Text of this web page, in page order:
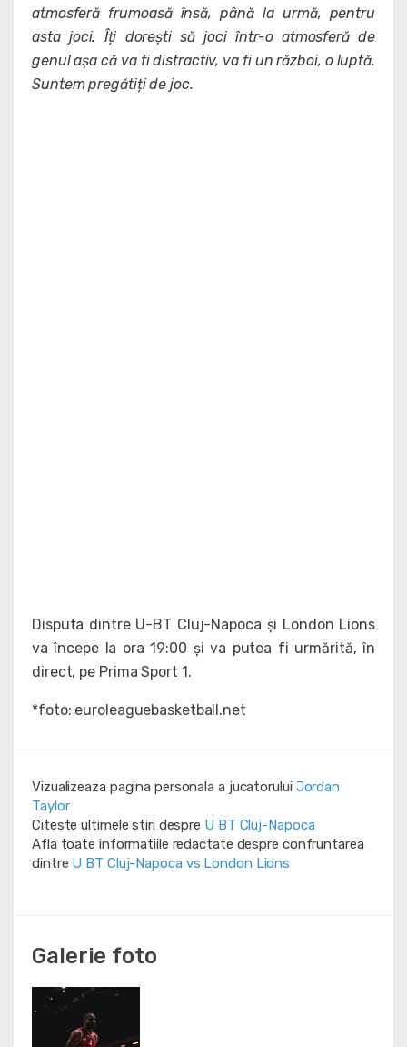
atmosferă frumoasă însă, până la urmă, pentru
asta joci. Îți dorești să joci într-o atmosferă de
genul așa că va fi distractiv, va fi un război, o luptă.
Suntem pregătiți de joc.
Disputa dintre U-BT Cluj-Napoca și London Lions
va începe la ora 19:00 și va putea fi urmărită, în
direct, pe Prima Sport 1.
*foto: euroleaguebasketball.net
Vizualizeaza pagina personala a jucatorului Jordan
Taylor
Citeste ultimele stiri despre U BT Cluj-Napoca
Afla toate informatiile redactate despre confruntarea
dintre U BT Cluj-Napoca vs London Lions
Galerie foto